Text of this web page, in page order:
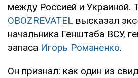
между Россией и Украиной.
OBOZREVATEL высказал
начальника Генштаба ВСУ,
запаса Игорь Романенко.
Он признал: как один из